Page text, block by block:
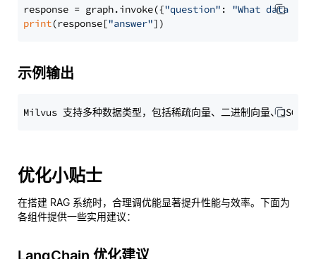
response = graph.invoke({"question" : "What data
print(response["answer"
示例输出
优化小贴士
在搭建 RAG 系统时，合理调优能显著提升性能与效率。下面为
各组件提供一些实用建议：
LangChain 优化建议